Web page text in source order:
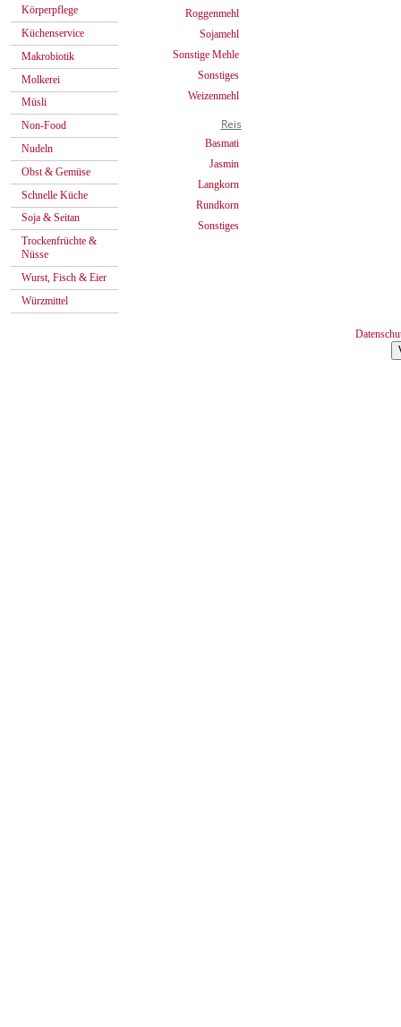
Körperpflege
Küchenservice
Makrobiotik
Molkerei
Müsli
Non-Food
Nudeln
Obst & Gemüse
Schnelle Küche
Soja & Seitan
Trockenfrüchte &
Nüsse
Wurst, Fisch & Eier
Würzmittel
Roggenmehl
Sojamehl
Sonstige Mehle
Sonstiges
Weizenmehl
Reis
Basmati
Jasmin
Langkorn
Rundkorn
Sonstiges